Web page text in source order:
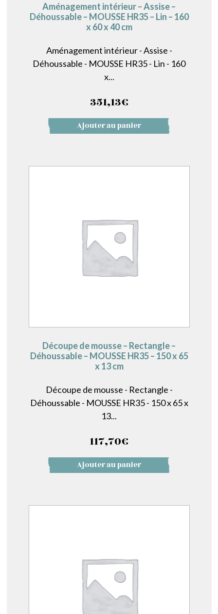
Aménagement intérieur – Assise –
Déhoussable – MOUSSE HR35 – Lin – 160
x 60 x 40 cm
Aménagement intérieur - Assise -
Déhoussable - MOUSSE HR35 - Lin - 160
x...
351,13€
Ajouter au panier
Découpe de mousse – Rectangle –
Déhoussable – MOUSSE HR35 – 150 x 65
x 13 cm
Découpe de mousse - Rectangle -
Déhoussable - MOUSSE HR35 - 150 x 65 x
13...
117,70€
Ajouter au panier